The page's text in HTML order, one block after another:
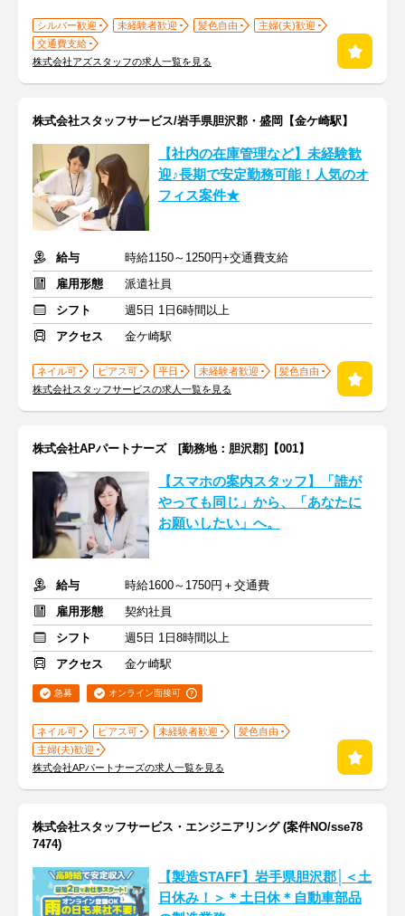
シルバー歓迎 未経験者歓迎 髪色自由
主婦(夫)歓迎
交通費支給
株式会社アズスタッフの求人一覧を見る
株式会社スタッフサービス/岩手県胆沢郡・盛岡【金ケ崎駅】
【社内の在庫管理など】未経験歓
迎♪長期で安定勤務可能！人気のオ
フィス案件★
給与
時給1150～1250円+交通費支給
雇用形態
派遣社員
シフト
週5日 1日6時間以上
アクセス
金ケ崎駅
ネイル可 ピアス可 平日 未経験者歓迎
髪色自由
株式会社スタッフサービスの求人一覧を見る
株式会社APパートナーズ [勤務地：胆沢郡]【001】
【スマホの案内スタッフ】「誰が
やっても同じ」から、「あなたに
お願いしたい」へ。
給与
時給1600～1750円＋交通費
雇用形態
契約社員
シフト
週5日 1日8時間以上
アクセス
金ケ崎駅
急募 オンライン面接可
ネイル可 ピアス可 未経験者歓迎
髪色自由
主婦(夫)歓迎
株式会社APパートナーズの求人一覧を見る
株式会社スタッフサービス・エンジニアリング (案件NO/sse78
7474)
【製造STAFF】岩手県胆沢郡│＜土
日休み！＞＊土日休＊自動車部品